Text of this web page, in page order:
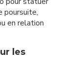
poursuite,
en relation
les